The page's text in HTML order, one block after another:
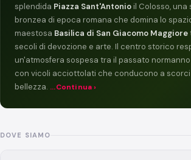
splendida Piazza Sant'Antonio il Colosso, una
bronzea di epoca romana che domina lo
maestosa Basilica di San Giacomo Maggiore
secoli di devozione e arte. Il centro storico
un'atmosfera sospesa tra il passato
con vicoli acciottolati che conducono a scorci
bellezza. ...Continua ›
DOVE SIAMO